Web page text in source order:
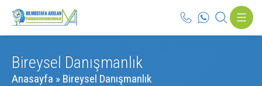
Bireysel Danışmanlık
Anasayfa » Bireysel Danışmanlık